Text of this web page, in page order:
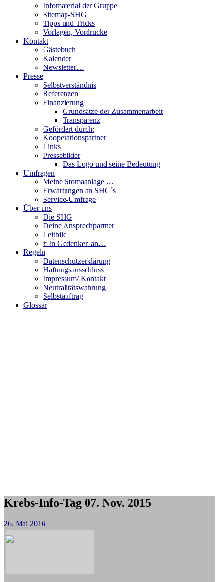
Infomaterial der Gruppe
Sitemap-SHG
Tipps und Tricks
Vorlagen, Vordrucke
Kontakt
Gästebuch
Kalender
Newsletter…
Presse
Selbstverständnis
Referenzen
Finanzierung
Grundsätze der Zusammenarbeit
Transparenz
Gefördert durch:
Kooperationspartner
Links
Pressebilder
Das Logo und seine Bedeutung
Umfragen
Meine Stomaanlage …
Erwartungen an SHG´s
Service-Umfrage
Über uns
Die SHG
Deine Ansprechpartner
Leitbild
† In Gedenken an…
Regeln
Datenschutzerklärung
Haftungsausschluss
Impressum/ Kontakt
Neutralitätswahrung
Selbstauftrag
Glossar
Krebs-Info-Tag 07. Nov. 2015
26. Mai 2016